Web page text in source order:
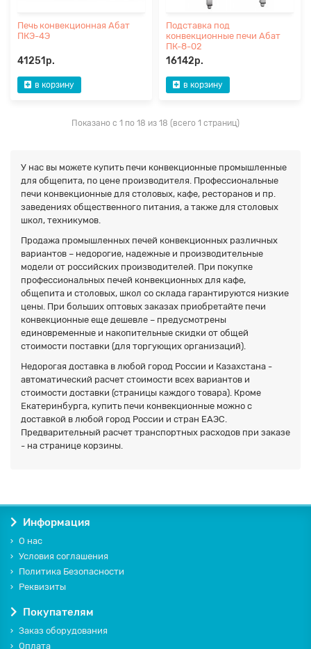
Печь конвекционная Абат
ПКЭ-4Э
41251р.
в корзину
Подставка под
конвекционные печи Абат
ПК-8-02
16142р.
в корзину
Показано с 1 по 18 из 18 (всего 1 страниц)
У нас вы можете купить печи конвекционные промышленные
для общепита, по цене производителя. Профессиональные
печи конвекционные для столовых, кафе, ресторанов и пр.
заведениях общественного питания, а также для столовых
школ, техникумов.
Продажа промышленных печей конвекционных различных
вариантов – недорогие, надежные и производительные
модели от российских производителей. При покупке
профессиональных печей конвекционных для кафе,
общепита и столовых, школ со склада гарантируются низкие
цены. При больших оптовых заказах приобретайте печи
конвекционные еще дешевле – предусмотрены
единовременные и накопительные скидки от общей
стоимости поставки (для торгующих организаций).
Недорогая доставка в любой город России и Казахстана -
автоматический расчет стоимости всех вариантов и
стоимости доставки (страницы каждого товара). Кроме
Екатеринбурга, купить печи конвекционные можно с
доставкой в любой город России и стран ЕАЭС.
Предварительный расчет транспортных расходов при заказе
- на странице корзины.
Информация
О нас
Условия соглашения
Политика Безопасности
Реквизиты
Покупателям
Заказ оборудования
Оплата